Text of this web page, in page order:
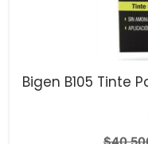
Bigen B105 Tinte